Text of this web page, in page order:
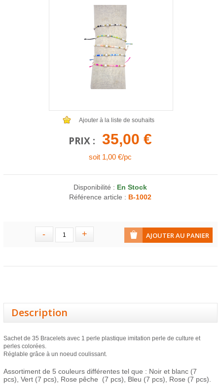
BRACELETS FANTAISIE EN LOT
CHAÎNES DE CHEVILLE
AFFICHES MÉTAL 20 X 30CM
Ajouter à la liste de souhaits
PRIX : 35,00 €
soit 1,00 €/pc
Disponibilité : En Stock
Référence article : B-1002
Description
Sachet de 35 Bracelets avec 1 perle plastique imitation perle de culture et
perles colorées.
Réglable grâce à un noeud coulissant.
Assortiment de 5 couleurs différentes tel que : Noir et blanc (7
pcs), Vert(7 pcs) Rose pêche (7 pcs) Bleu (7 pcs), Rose (7 pcs)